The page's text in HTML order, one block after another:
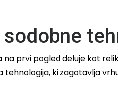
prvi pogled deluje kot
ki zagotavlja